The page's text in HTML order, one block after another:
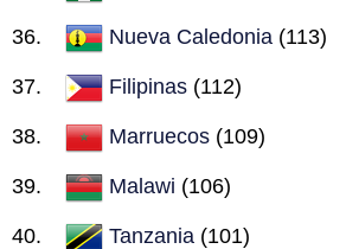
Nueva Caledonia (113)
Filipinas (112)
Marruecos (109)
Malawi (106)
Tanzania (101)